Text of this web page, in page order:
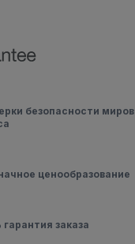
безопасности
ценообразование
гарантия заказа